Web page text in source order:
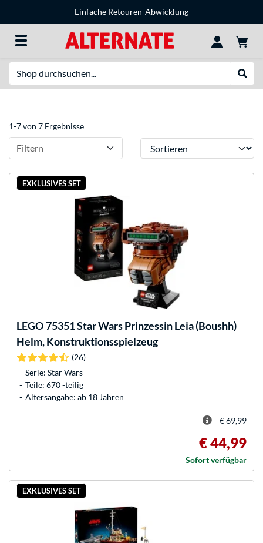
Einfache Retouren-Abwicklung
1-7 von 7 Ergebnisse
Filtern Sortieren
EXKLUSIVES SET
LEGO75351 Star Wars Prinzessin Leia (Boushh)
Helm, Konstruktionsspielzeug
(26)
Serie: Star Wars
Teile: 670 -teilig
Altersangabe: ab 18 Jahren
€ 69,99
€ 44,99
Sofort verfügbar
EXKLUSIVES SET